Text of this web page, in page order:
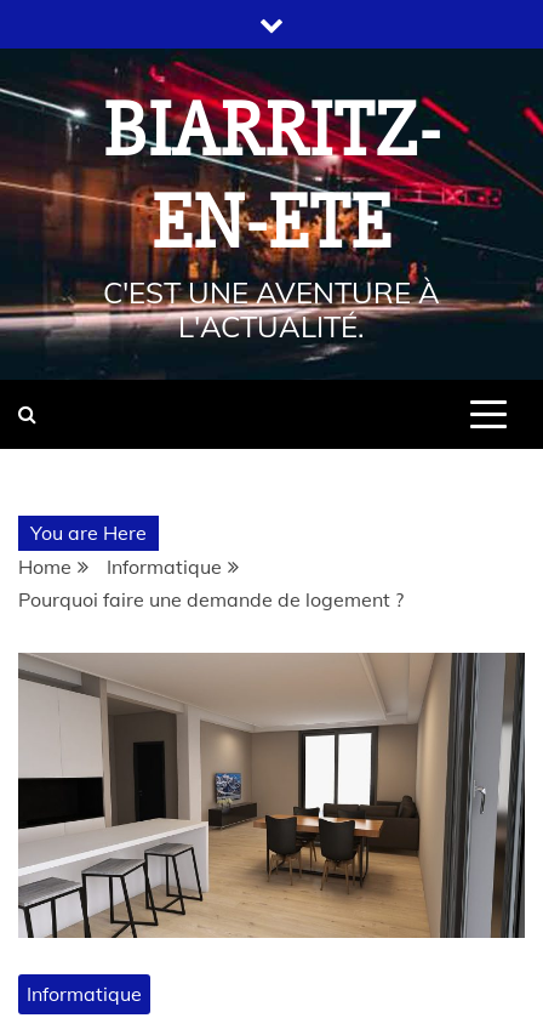
BIARRITZ-
EN-ETE
C'EST UNE AVENTURE À
L'ACTUALITÉ.
You are Here
Home
Informatique
Pourquoi faire une demande de logement ?
Informatique